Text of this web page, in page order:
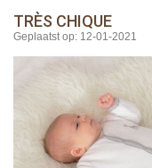
TRÈS CHIQUE
Geplaatst op: 12-01-2021